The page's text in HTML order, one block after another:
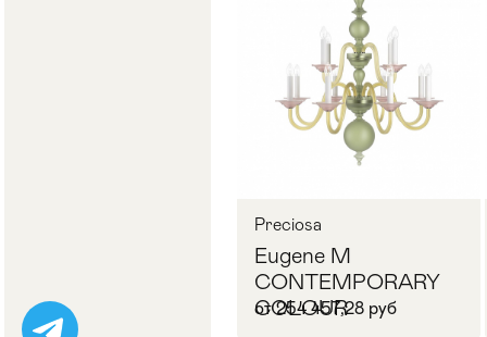
Запросить цену
Preciosa
Eugene M
CONTEMPORARY
COLOUR
от 254 457,28 руб